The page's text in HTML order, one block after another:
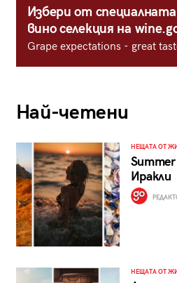
Избери от
вино селекция на
Grape expectations - great
Най-четени
НЕЩАТА ОТ
Иракли
НЕЩАТА ОТ